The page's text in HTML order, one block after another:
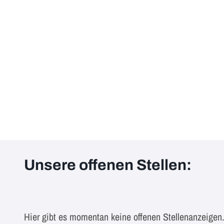
Unsere offenen Stellen:
Hier gibt es momentan keine offenen Stellenanzeigen.